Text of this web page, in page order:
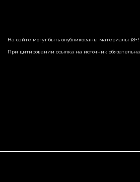
На сайте могут быть опубликованы материалы 18+!
При цитировании ссылка на источник обязательна.